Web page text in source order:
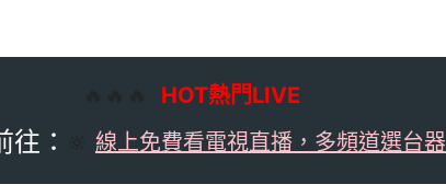
HOT熱門LIVE
往： 線上免費看電視直播，多頻道選台器